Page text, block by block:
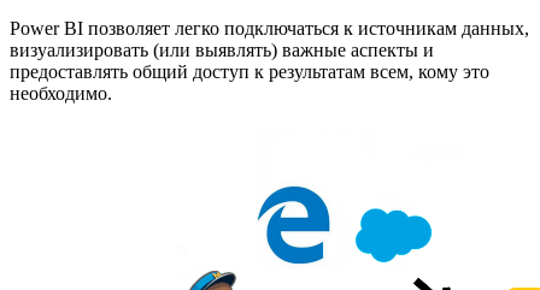
Power BI позволяет легко подключаться к источникам данных,
визуализировать (или выявлять) важные аспекты и
предоставлять общий доступ к результатам всем, кому это
необходимо.